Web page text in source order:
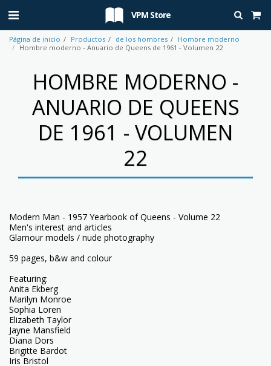
VPM Store
Página de inicio Productos de los hombres
Hombre moderno
Hombre moderno - Anuario de Queens de 1961 - Volumen 22
HOMBRE MODERNO -
ANUARIO DE QUEENS
DE 1961 - VOLUMEN
22
Modern Man - 1957 Yearbook of Queens - Volume 22
Men's interest and articles
Glamour models / nude photography
59 pages, b&w and colour
Featuring:
Anita Ekberg
Marilyn Monroe
Sophia Loren
Elizabeth Taylor
Jayne Mansfield
Diana Dors
Brigitte Bardot
Iris Bristol